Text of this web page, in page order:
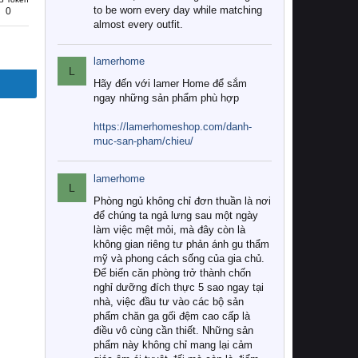
0
to be worn every day while matching
almost every outfit.
L
lamerhome
Hãy đến với lamer Home để sắm
ngay những sản phẩm phù hợp
https://lamerhomeshop.com/danh-
muc-san-pham/chieu/
L
lamerhome
Phòng ngủ không chỉ đơn thuần là nơi
để chúng ta ngả lưng sau một ngày
làm việc mệt mỏi, mà đây còn là
không gian riêng tư phản ánh gu thẩm
mỹ và phong cách sống của gia chủ.
Để biến căn phòng trở thành chốn
nghỉ dưỡng đích thực 5 sao ngay tại
nhà, việc đầu tư vào các bộ sản
phẩm chăn ga gối đệm cao cấp là
điều vô cùng cần thiết. Những sản
phẩm này không chỉ mang lại cảm